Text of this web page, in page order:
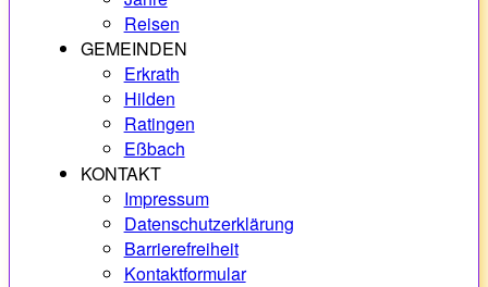
Reisen
GEMEINDEN
Erkrath
Hilden
Ratingen
Eßbach
KONTAKT
Impressum
Datenschutzerklärung
Barrierefreiheit
Kontaktformular